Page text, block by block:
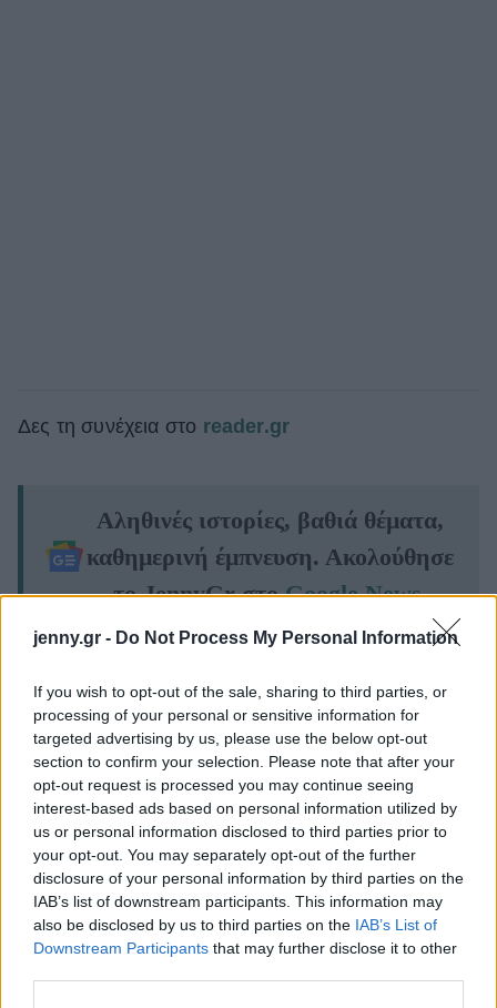
jenny.gr - Do Not Process My Personal Information
If you wish to opt-out of the sale, sharing to third parties, or
processing of your personal or sensitive information for
targeted advertising by us, please use the below opt-out
section to confirm your selection. Please note that after your
opt-out request is processed you may continue seeing
interest-based ads based on personal information utilized by
us or personal information disclosed to third parties prior to
your opt-out. You may separately opt-out of the further
disclosure of your personal information by third parties on the
IAB’s list of downstream participants. This information may
also be disclosed by us to third parties on the IAB’s List of
Downstream Participants that may further disclose it to other
Δες τη συνέχεια στο reader.gr
Αληθινές ιστορίες, βαθιά θέματα,
καθημερινή έμπνευση. Ακολούθησε
το JennyGr στοGoogle News.
ΔΙΑΒΑΖΟΝΤΑΙ ΤΩΡΑ
Οι μαμάκηδες του ζωδιακού: Αυτά τα ζώδια είναι
συνήθως κολλημένα στη μαμά τους
Τα 6 σημεία του σπιτιού που δεν χρειάζεται να
καθαρίζεις κάθε εβδομάδα